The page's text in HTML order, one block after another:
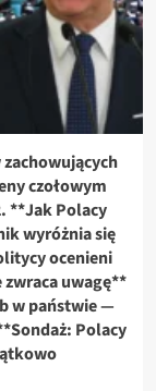
czołowym
**Jak Polacy
wyróżnia się
ocenieni
uwagę**
w państwie —
Polacy